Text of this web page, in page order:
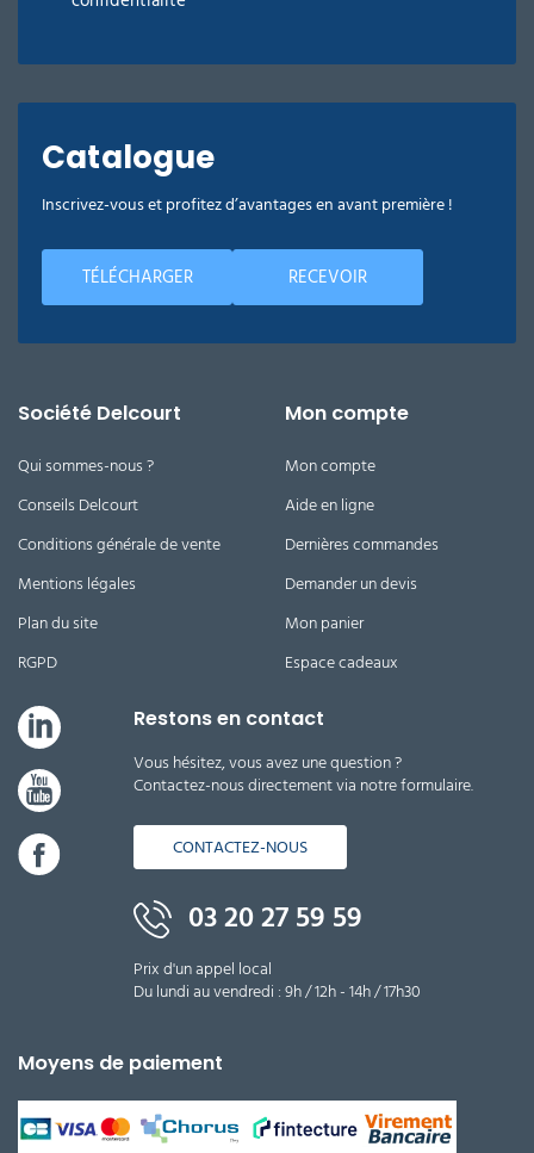
Catalogue
Inscrivez-vous et profitez d’avantages en avant première !
TÉLÉCHARGER RECEVOIR
Société Delcourt
Qui sommes-nous ?
Conseils Delcourt
Conditions générale de vente
Mentions légales
Plan du site
RGPD
Mon compte
Mon compte
Aide en ligne
Dernières commandes
Demander un devis
Mon panier
Espace cadeaux
Restons en contact
Vous hésitez, vous avez une question ?
Contactez-nous directement via notre formulaire.
CONTACTEZ-NOUS
03 20 27 59 59
Prix d'un appel local
Du lundi au vendredi : 9h / 12h - 14h / 17h30
Moyens de paiement